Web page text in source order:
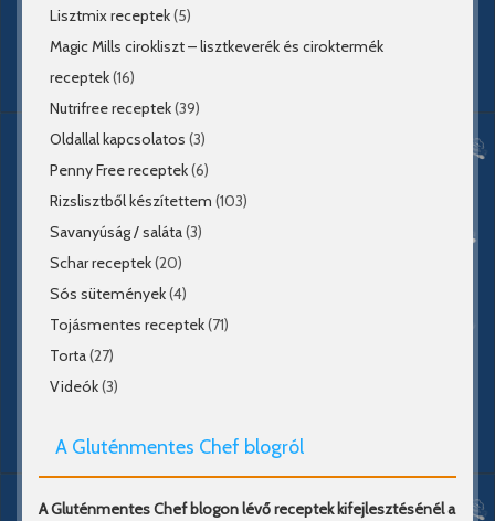
Lisztmix receptek(5)
Magic Mills cirokliszt – lisztkeverék és ciroktermék
receptek(16)
Nutrifree receptek(39)
Oldallal kapcsolatos (3)
Penny Free receptek(6)
Rizslisztből készítettem (103)
Savanyúság / saláta(3)
Schar receptek(20)
Sós sütemények(4)
Tojásmentes receptek(71)
Torta(27)
Videók(3)
A Gluténmentes Chef blogról
A Gluténmentes Chef blogon lévő receptek kifejlesztésénél a